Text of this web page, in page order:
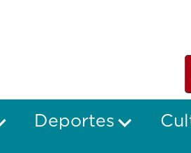
Deportes